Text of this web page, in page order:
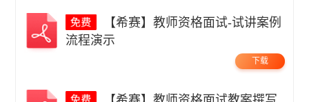
流程演示
下载